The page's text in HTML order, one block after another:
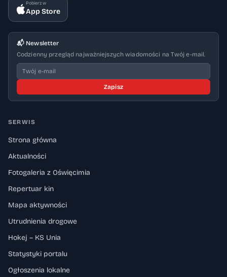
Pobierz w
App Store
📬 Newsletter
Codzienny przegląd najważniejszych wiadomości na Twój e-mail.
Zapisz
SERWIS
Strona główna
Aktualności
Fotogaleria z Oświęcimia
Repertuar kin
Mapa aktywności
Utrudnienia drogowe
Hokej – KS Unia
Statystyki portalu
Ogłoszenia lokalne